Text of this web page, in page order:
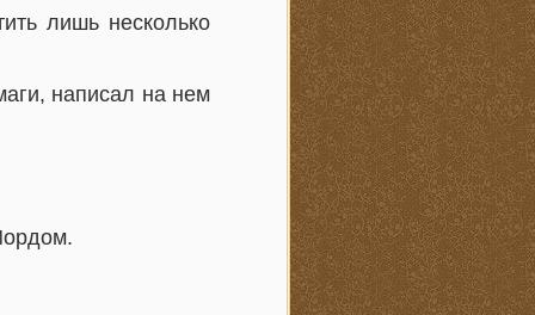
лишь несколько
написал на нем